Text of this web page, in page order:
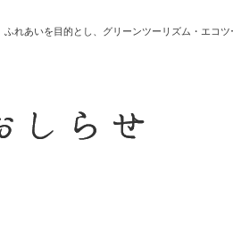
れあいを目的とし、グリーンツーリズム・エコ